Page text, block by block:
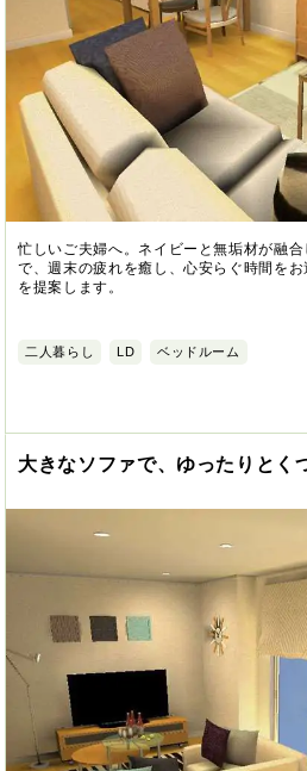
忙しいご夫婦へ。ネイビーと無垢材が融
で、週末の疲れを癒し、心安らぐ時間を
を提案します。
二人暮らし LD ベッドルーム
大きなソファで、ゆったりとく